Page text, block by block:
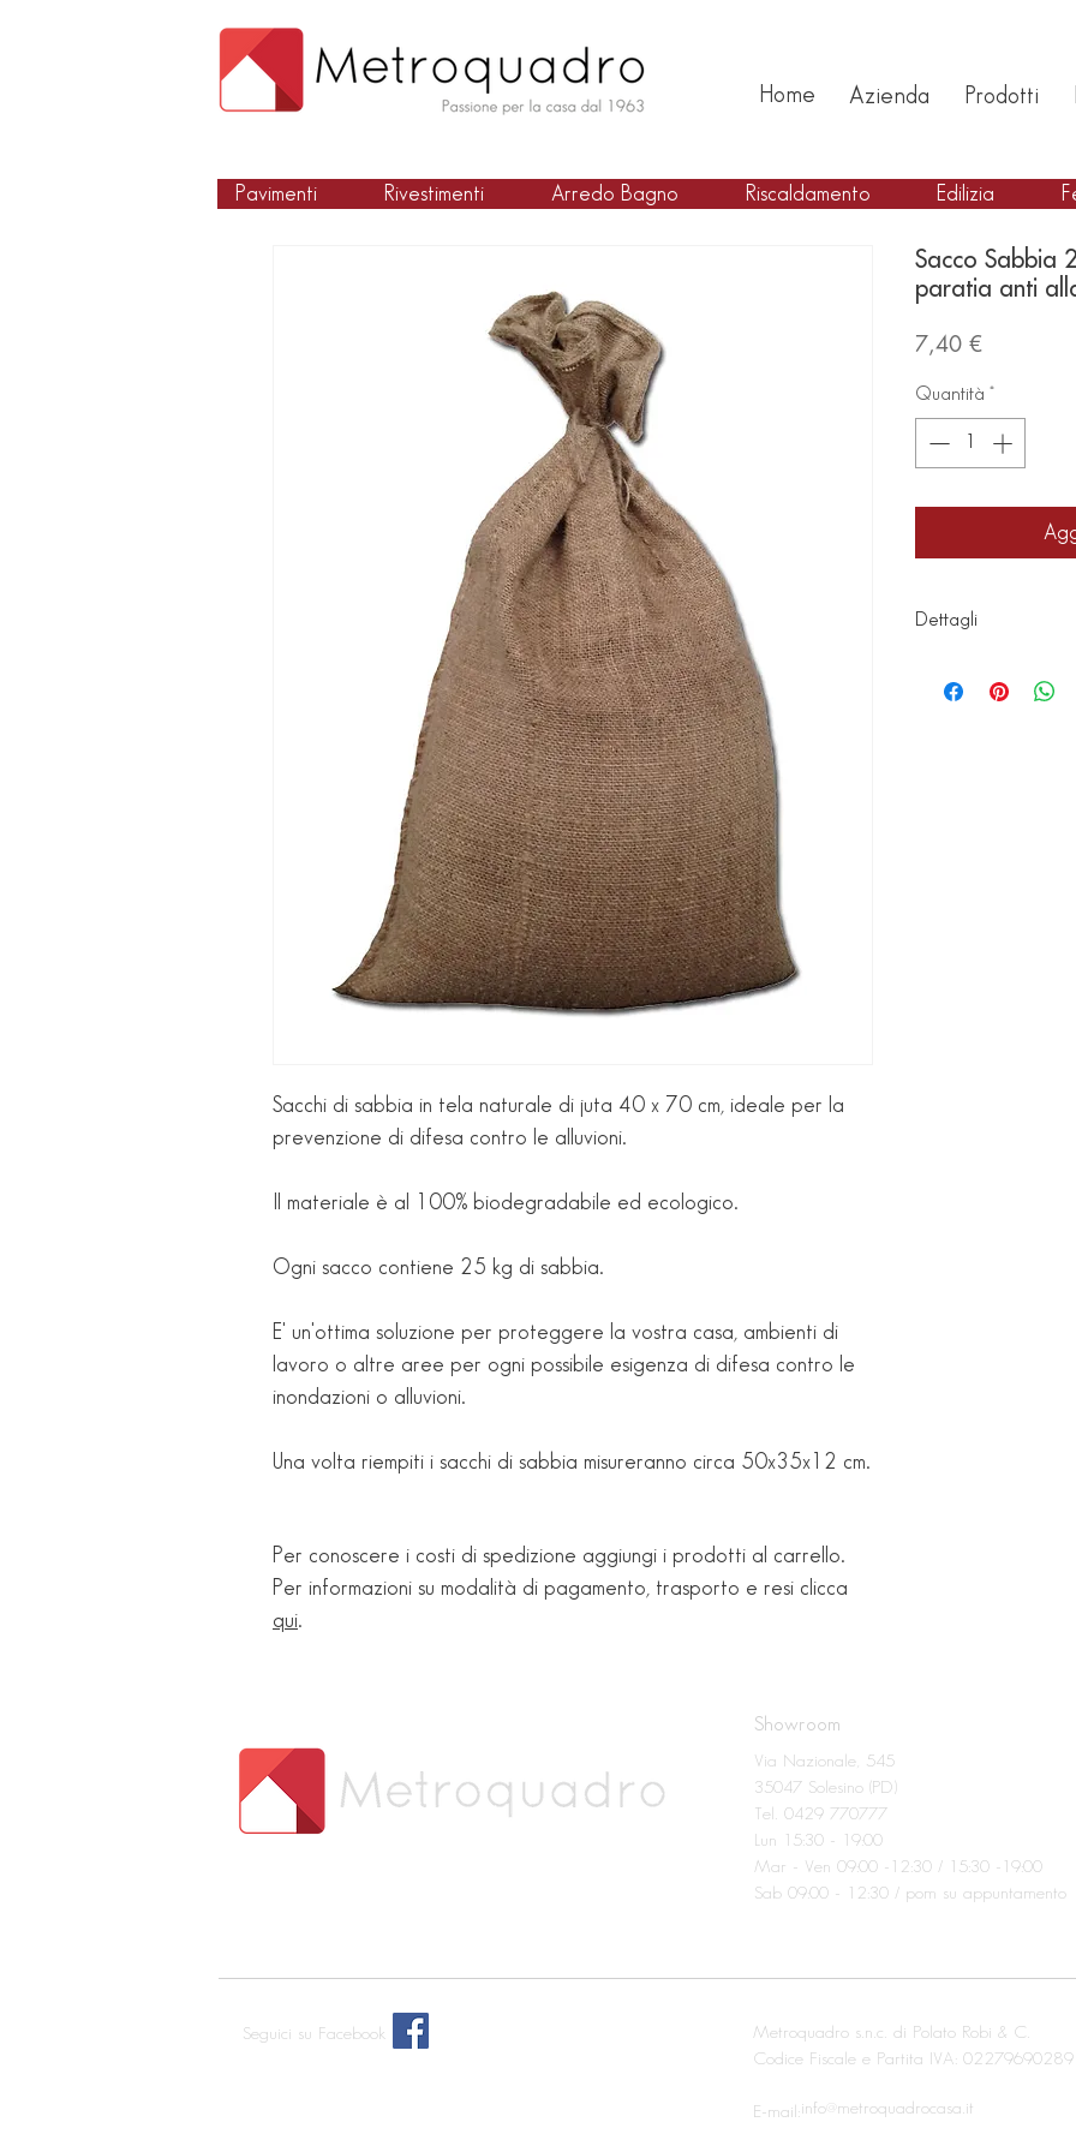
Home Azienda Prodotti
Pavimenti Rivestimenti Arredo Bagno Riscaldamento Edilizia
Sacchi di sabbia in tela naturale di juta 40 x 70 cm, ideale per la
prevenzione di difesa contro le alluvioni.
Il materiale è al 100% biodegradabile ed ecologico.
Ogni sacco contiene 25 kg di sabbia.
E' un'ottima soluzione per proteggere la vostra casa, ambienti di
lavoro o altre aree per ogni possibile esigenza di difesa contro le
inondazioni o alluvioni.
Una volta riempiti i sacchi di sabbia misureranno circa 50x35x12 cm.
Sacco Sabbia
paratia anti
7,40 €Prezzo
Quantità *
Dettagli
di acqua max 10
Per conoscere i costi di spedizione aggiungi i prodotti al carrello.
Per informazioni su modalità di pagamento, trasporto e resi clicca
qui.
Showroom
Via Nazionale, 545
35047 Solesino (PD)
Tel. 0429 770777
Lun 15:30 - 19:00
Mar - Ven 09:00 -12:30 / 15:30 -19:00
Sab 09:00 - 12:30 / pom su appuntamento
Seguici su Facebook
Metroquadro s.n.c. di Polato Robi & C.
Codice Fiscale e Partita IVA:
E-mail:info@metroquadrocasa.it